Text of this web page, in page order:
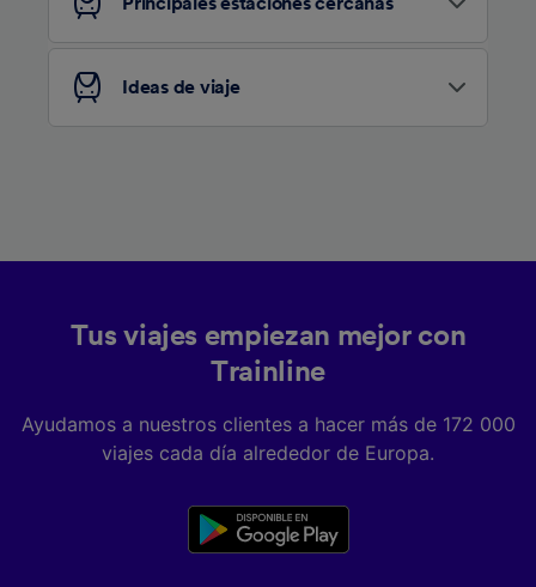
Ideas de viaje
Tus viajes empiezan mejor con
Trainline
Ayudamos a nuestros clientes a hacer más de 172 000
viajes cada día alrededor de Europa.